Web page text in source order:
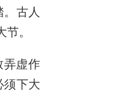
古人
。
弄虚作
下大